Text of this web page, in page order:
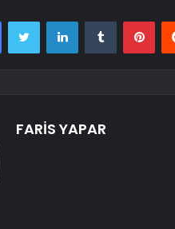
FacebookTwitter LinkedInTumblr
FARİS YAPAR